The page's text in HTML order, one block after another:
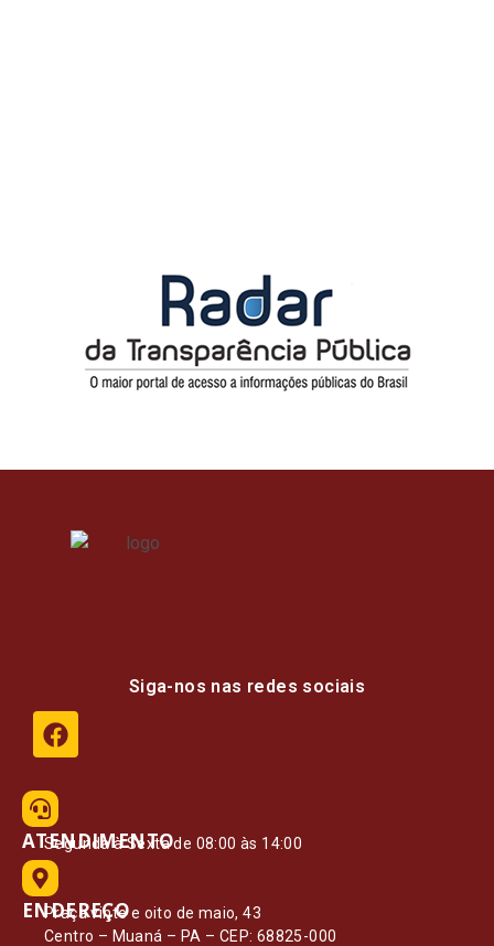
Siga-nos nas redes sociais
ATENDIMENTO
Segunda à Sexta de 08:00 às 14:00
ENDEREÇO
Praça vinte e oito de maio, 43
Centro – Muaná – PA – CEP: 68825-000